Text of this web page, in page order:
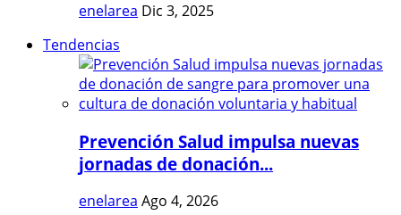
enelarea Dic 3, 2025
Tendencias
Prevención Salud impulsa nuevas
jornadas de donación...
enelarea Ago 4, 2026